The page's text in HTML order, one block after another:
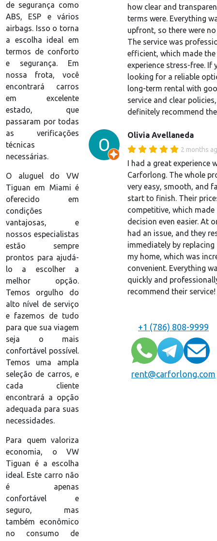
how clear and
terms were. Everything
upfront, so there were
The service was
efficient, which made
experience stress-free. If
looking for a reliable
long-term rental with
service and clear
definitely recommend
Olivia Avellaneda
2 months
I had a great experience
Carforlong. The whole
very easy, smooth, and
start to finish. Their
competitive, which made
decision even easier. At
had an issue, and they
immediately by replacing
my home, which was
convenient. Everything
quickly and
recommend their service!
+1 (786) 808-9999
rent@carforlong.com
de segurança como
ABS, ESP e vários
airbags. Isso o torna
a escolha ideal em
termos de conforto
e segurança. Em
nossa frota, você
encontrará carros
em excelente
estado, que
passaram por todas
as verificações
técnicas
necessárias.
O aluguel do VW
Tiguan em Miami é
oferecido em
condições
vantajosas, e
nossos especialistas
estão sempre
prontos para ajudá-
lo a escolher a
melhor opção.
Temos orgulho do
alto nível de serviço
e fazemos de tudo
para que sua viagem
seja o mais
confortável possível.
Temos uma ampla
seleção de carros, e
cada cliente
encontrará a opção
adequada para suas
necessidades.
Para quem valoriza
economia, o VW
Tiguan é a escolha
ideal. Este carro não
é apenas
confortável e
seguro, mas
também econômico
no consumo de